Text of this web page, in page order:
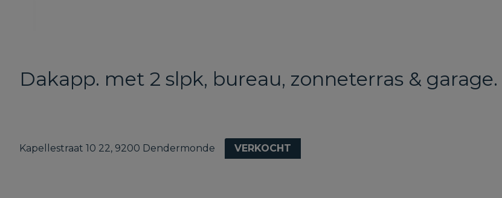
Dakapp. met 2 slpk, bureau, zonneterras & garage.
Kapellestraat 10 22, 9200 Dendermonde VERKOCHT